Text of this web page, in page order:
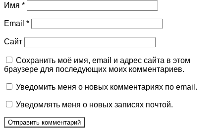
Имя *
Email *
Сайт
Сохранить моё имя, email и адрес сайта в этом
браузере для последующих моих комментариев.
Уведомить меня о новых комментариях по email.
Уведомлять меня о новых записях почтой.